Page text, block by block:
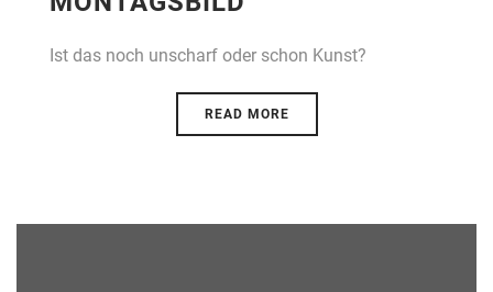
Ist das noch unscharf oder schon Kunst?
READ MORE